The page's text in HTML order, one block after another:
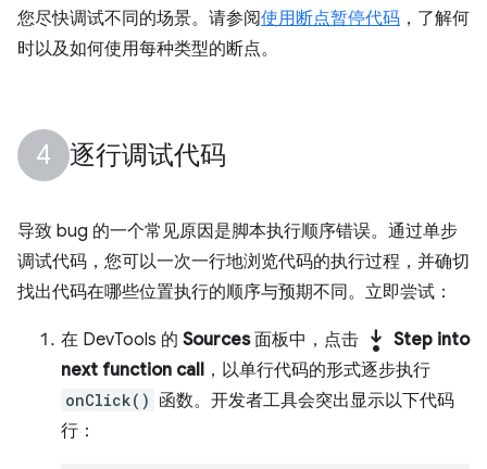
您尽快调试不同的场景。请参阅使用断点暂停代码 ，了解何
时以及如何使用每种类型的断点。
逐行调试代码
导致 bug 的一个常见原因是脚本执行顺序错误。通过单步
调试代码，您可以一次一行地浏览代码的执行过程，并确切
找出代码在哪些位置执行的顺序与预期不同。立即尝试：
在 DevTools 的 Sources面板中，点击 step_into Step into
next function call ，以单行代码的形式逐步执行
onClick() 函数。开发者工具会突出显示以下代码
行：